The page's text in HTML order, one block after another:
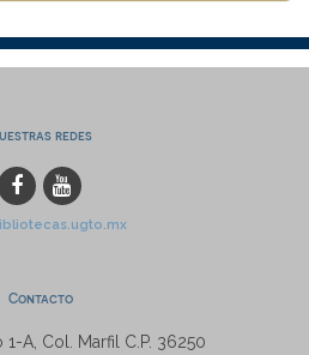
redes
Contacto
1-A, Col. Marfil C.P. 36250